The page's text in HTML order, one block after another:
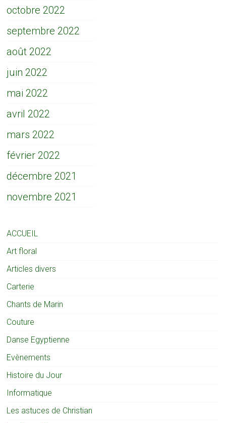
octobre 2022
septembre 2022
août 2022
juin 2022
mai 2022
avril 2022
mars 2022
février 2022
décembre 2021
novembre 2021
ACCUEIL
Art floral
Articles divers
Carterie
Chants de Marin
Couture
Danse Egyptienne
Evènements
Histoire du Jour
Informatique
Les astuces de Christian